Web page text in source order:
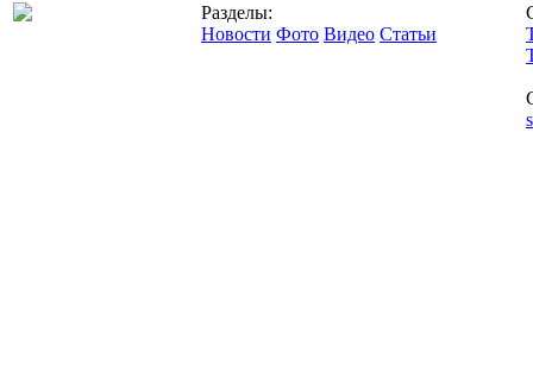
Разделы:
Новости Фото Видео Статьи